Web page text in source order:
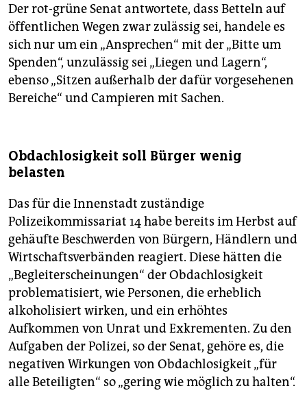
Der rot-grüne Senat antwortete, dass Betteln auf
öffentlichen Wegen zwar zulässig sei, handele es
sich nur um ein „Ansprechen“ mit der „Bitte um
Spenden“, unzulässig sei „Liegen und Lagern“,
ebenso „Sitzen außerhalb der dafür vorgesehenen
Bereiche“ und Campieren mit Sachen.
Obdachlosigkeit soll Bürger wenig
belasten
Das für die Innenstadt zuständige
Polizeikommissariat 14 habe bereits im Herbst auf
gehäufte Beschwerden von Bürgern, Händlern und
Wirtschaftsverbänden reagiert. Diese hätten die
„Begleiterscheinungen“ der Obdachlosigkeit
problematisiert, wie Personen, die erheblich
alkoholisiert wirken, und ein erhöhtes
Aufkommen von Unrat und Exkrementen. Zu den
Aufgaben der Polizei, so der Senat, gehöre es, die
negativen Wirkungen von Obdachlosigkeit „für
alle Beteiligten“ so „gering wie möglich zu halten“.